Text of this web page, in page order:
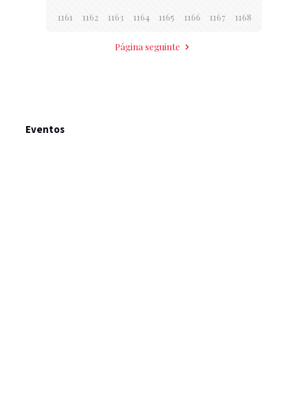
1161 1162 1163 1164 1165 1166 1167 1168
Página seguinte
Eventos